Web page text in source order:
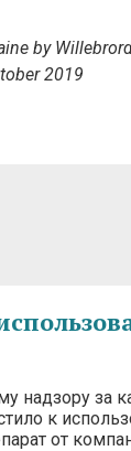
by
2019
надзору за
к
от